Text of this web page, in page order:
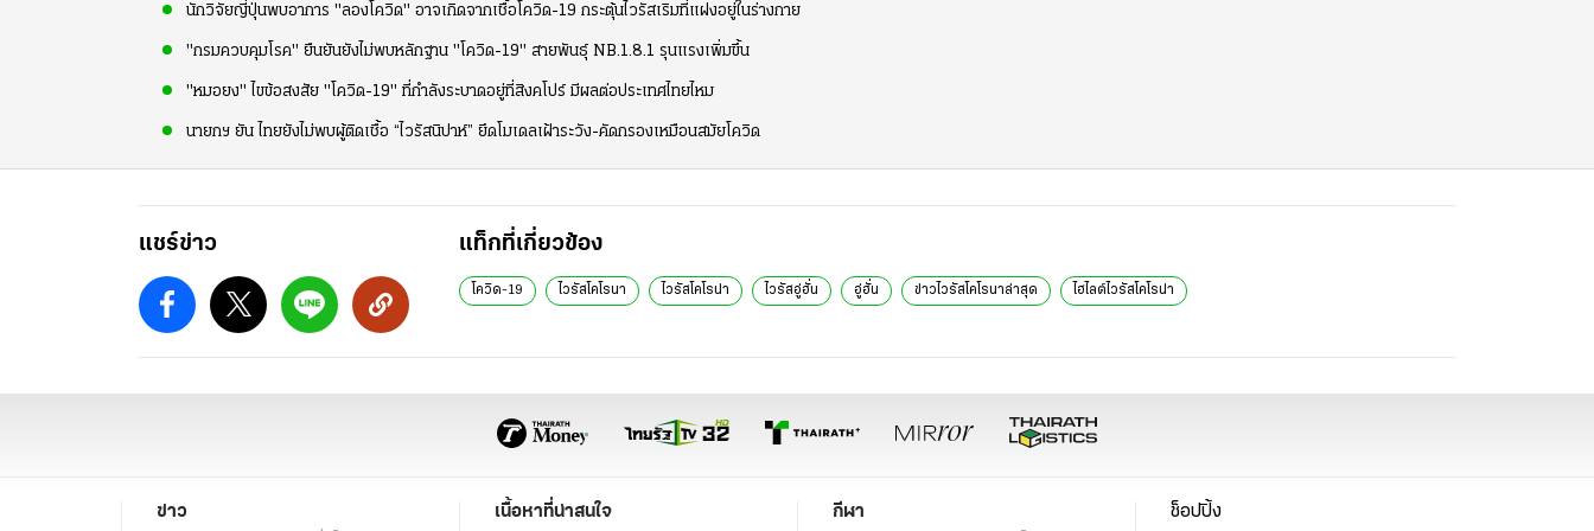
นักวิจัยญี่ปุ่นพบอาการ "ลองโควิด" อาจเกิดจากเชื้อโควิด-19 กระตุ้นไวรัสเริมที่แฝงอยู่ในร่างกาย
"กรมควบคุมโรค" ยืนยันยังไม่พบหลักฐาน "โควิด-19" สายพันธุ์ NB.1.8.1 รุนแรงเพิ่มขึ้น
"หมอยง" ไขข้อสงสัย "โควิด-19" ที่กำลังระบาดอยู่ที่สิงคโปร์ มีผลต่อประเทศไทยไหม
นายกฯ ยัน ไทยยังไม่พบผู้ติดเชื้อ “ไวรัสนิปาห์” ยึดโมเดลเฝ้าระวัง-คัดกรองเหมือนสมัยโควิด
แชร์ข่าว แท็กที่เกี่ยวข้อง
โควิด-19 ไวรัสโคโรนา ไวรัสโคโรน่า ไวรัสอู่ฮั่น อู่ฮั่น ข่าวไวรัสโคโรนาล่าสุด ไฮไลต์ไวรัสโคโรน่า
ข่าว เนื้อหาที่น่าสนใจ กีฬา ช็อปปิ้ง